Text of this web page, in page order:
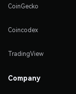
CoinGecko
Coincodex
TradingView
Company